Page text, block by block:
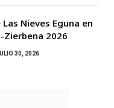
Nieves Eguna en
Zierbena 2026
30, 2026